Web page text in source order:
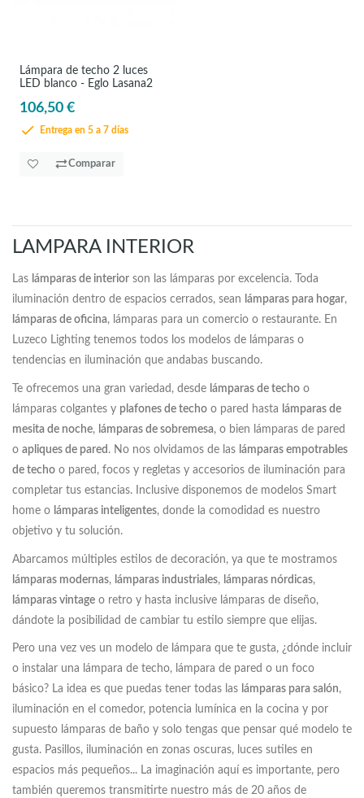
Lámpara de techo 2 luces
LED blanco - Eglo Lasana2
106,50 €
Entrega en 5 a 7 días
Comparar
LAMPARA INTERIOR
Las lámparas de interior son las lámparas por excelencia. Toda
iluminación dentro de espacios cerrados, sean lámparas para hogar,
lámparas de oficina, lámparas para un comercio o restaurante. En
Luzeco Lighting tenemos todos los modelos de lámparas o
tendencias en iluminación que andabas buscando.
Te ofrecemos una gran variedad, desde lámparas de techo o
lámparas colgantes y plafones de techo o pared hasta lámparas de
mesita de noche, lámparas de sobremesa, o bien lámparas de pared
o apliques de pared . No nos olvidamos de las lámparas empotrables
de techo o pared, focos y regletas y accesorios de iluminación para
completar tus estancias. Inclusive disponemos de modelos Smart
home o lámparas inteligentes, donde la comodidad es nuestro
objetivo y tu solución.
Abarcamos múltiples estilos de decoración, ya que te mostramos
lámparas modernas, lámparas industriales, lámparas nórdicas,
lámparas vintage o retro y hasta inclusive lámparas de diseño,
dándote la posibilidad de cambiar tu estilo siempre que elijas.
Pero una vez ves un modelo de lámpara que te gusta, ¿dónde incluir
o instalar una lámpara de techo, lámpara de pared o un foco
básico? La idea es que puedas tener todas las lámparas para salón,
iluminación en el comedor, potencia lumínica en la cocina y por
supuesto lámparas de baño y solo tengas que pensar qué modelo te
gusta. Pasillos, iluminación en zonas oscuras, luces sutiles en
espacios más pequeños... La imaginación aquí es importante, pero
también queremos transmitirte nuestro más de 20 años de